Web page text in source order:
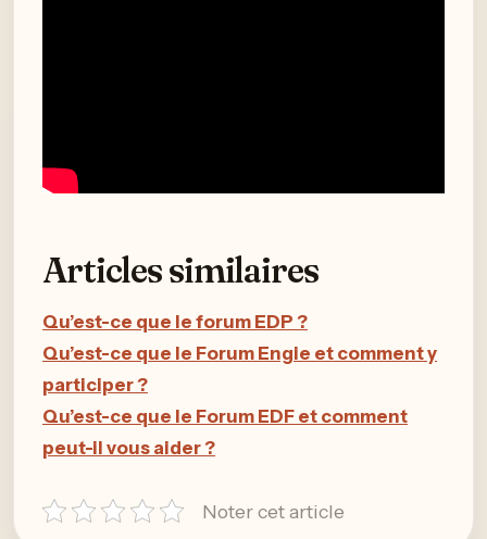
Articles similaires
Qu’est-ce que le forum EDP ?
Qu’est-ce que le Forum Engie et comment y
participer ?
Qu’est-ce que le Forum EDF et comment
peut-il vous aider ?
Noter cet article